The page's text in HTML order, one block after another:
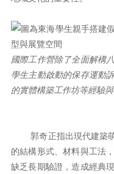
國際工作營除了全面解構
學生主動啟動的保存運動
的實體構築工作坊等經驗與
郭奇正指出現代建築萌
的結構形式、材料與工法
缺乏長期驗證，造成經典